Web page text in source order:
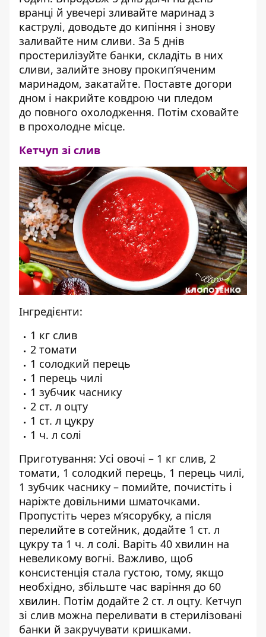
вранці й увечері зливайте маринад з
каструлі, доводьте до кипіння і знову
заливайте ним сливи. За 5 днів
простерилізуйте банки, складіть в них
сливи, залийте знову прокип’яченим
маринадом, закатайте. Поставте догори
дном і накрийте ковдрою чи пледом
до повного охолодження. Потім сховайте
в прохолодне місце.
Кетчуп зі слив
Інгредієнти:
1 кг слив
2 томати
1 солодкий перець
1 перець чилі
1 зубчик часнику
2 ст. л оцту
1 ст. л цукру
1 ч. л солі
Приготування: Усі овочі – 1 кг слив, 2
томати, 1 солодкий перець, 1 перець чилі,
1 зубчик часнику – помийте, почистіть і
наріжте довільними шматочками.
Пропустіть через м’ясорубку, а після
перелийте в сотейник, додайте 1 ст. л
цукру та 1 ч. л солі. Варіть 40 хвилин на
невеликому вогні. Важливо, щоб
консистенція стала густою, тому, якщо
необхідно, збільште час варіння до 60
хвилин. Потім додайте 2 ст. л оцту. Кетчуп
зі слив можна переливати в стерилізовані
банки й закручувати кришками.